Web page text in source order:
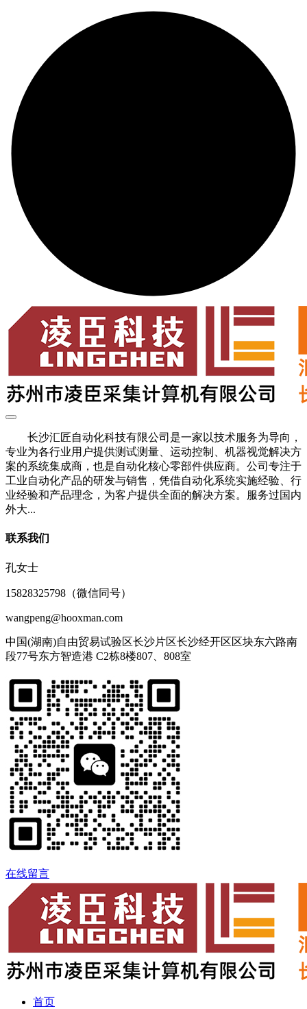
长沙汇匠自动化科技有限公司是一家以技术服务为导向，
专业为各行业用户提供测试测量、运动控制、机器视觉解决方
案的系统集成商，也是自动化核心零部件供应商。公司专注于
工业自动化产品的研发与销售，凭借自动化系统实施经验、行
业经验和产品理念，为客户提供全面的解决方案。服务过国内
外大...
联系我们
孔女士
15828325798（微信同号）
wangpeng@hooxman.com
中国(湖南)自由贸易试验区长沙片区长沙经开区区块东六路南
段77号东方智造港 C2栋8楼807、808室
在线留言
首页